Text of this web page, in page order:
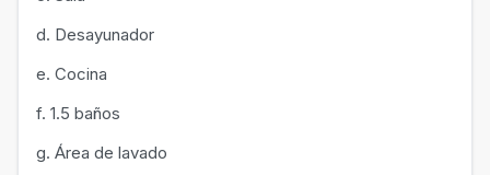
d. Desayunador
e. Cocina
f. 1.5 baños
g. Área de lavado